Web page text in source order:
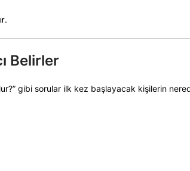
.
Belirler
gibi sorular ilk kez başlayacak kişilerin